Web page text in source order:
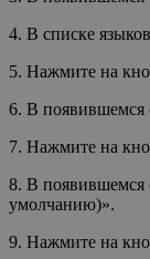
4. В списке
5. Нажмите на
6. В появившемся
7. Нажмите на
8. В появившемся
умолчанию)».
9. Нажмите на